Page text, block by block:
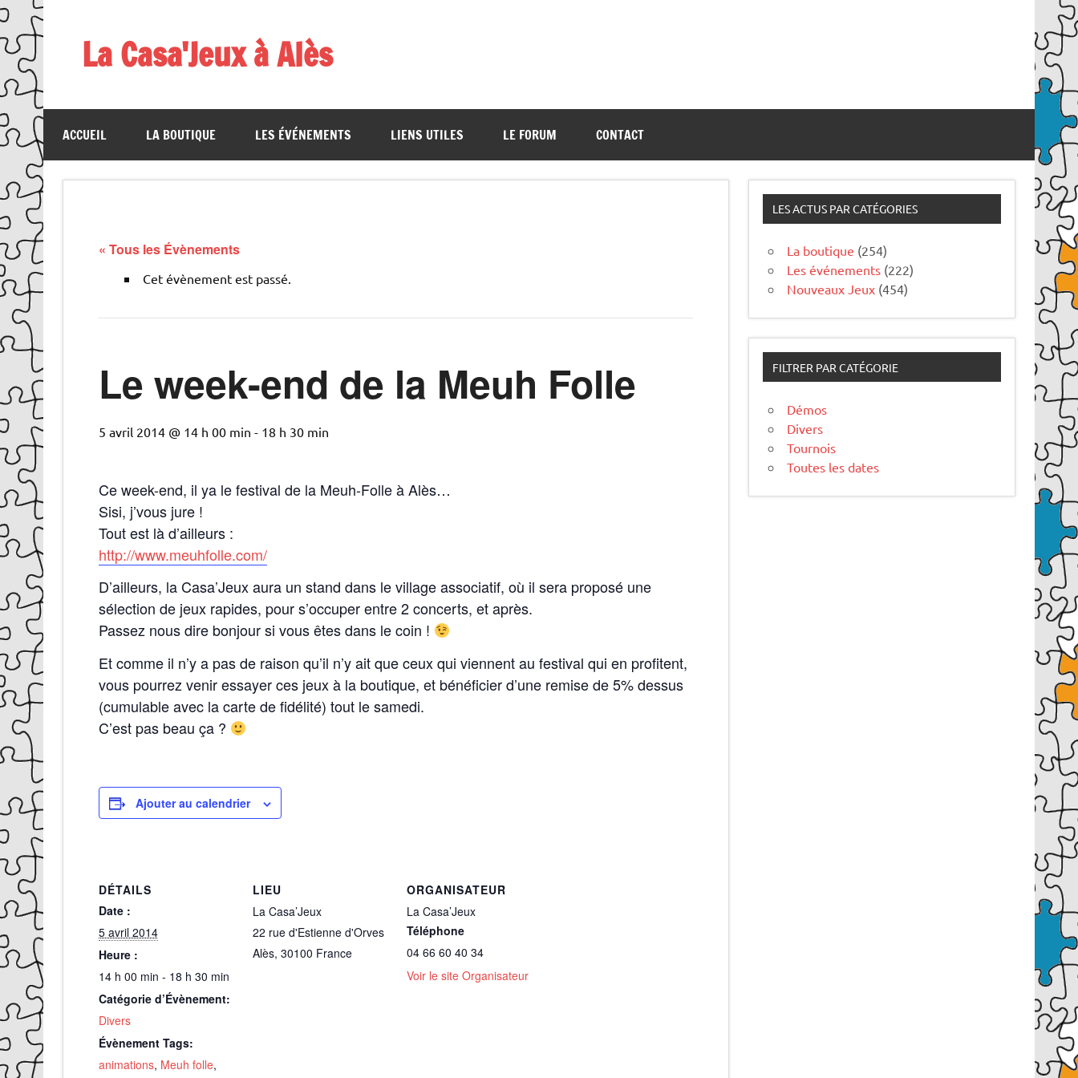
Skip
to
content
La Casa'Jeux à Alès
ACCUEIL LA BOUTIQUE LES ÉVÉNEMENTS LIENS UTILES LE FORUM CONTACT
« Tous les Évènements
Cet évènement est passé.
Le week-end de la Meuh Folle
5 avril 2014 @ 14 h 00 min - 18 h 30 min
Ce week-end, il ya le festival de la Meuh-Folle à Alès…
Sisi, j’vous jure !
Tout est là d’ailleurs :
http://www.meuhfolle.com/
D’ailleurs, la Casa’Jeux aura un stand dans le village associatif, où il sera proposé une
sélection de jeux rapides, pour s’occuper entre 2 concerts, et après.
Passez nous dire bonjour si vous êtes dans le coin !
Et comme il n’y a pas de raison qu’il n’y ait que ceux qui viennent au festival qui en profitent,
vous pourrez venir essayer ces jeux à la boutique, et bénéficier d’une remise de 5% dessus
(cumulable avec la carte de fidélité) tout le samedi.
C’est pas beau ça ?
Ajouter au calendrier
DÉTAILS
Date :
5 avril 2014
Heure :
14 h 00 min - 18 h 30 min
Catégorie d’Évènement:
Divers
Évènement Tags:
animations, Meuh folle,
LIEU
La Casa’Jeux
22 rue d'Estienne d'Orves
Alès, 30100 France
ORGANISATEUR
La Casa’Jeux
Téléphone
04 66 60 40 34
Voir le site Organisateur
LES ACTUS PAR CATÉGORIES
La boutique (254)
Les événements (222)
Nouveaux Jeux (454)
FILTRER PAR CATÉGORIE
Démos
Divers
Tournois
Toutes les dates